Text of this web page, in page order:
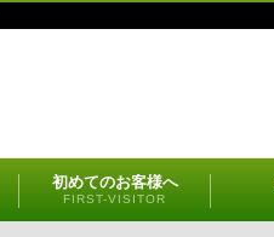
初めてのお客様へ
FIRST-VISITOR